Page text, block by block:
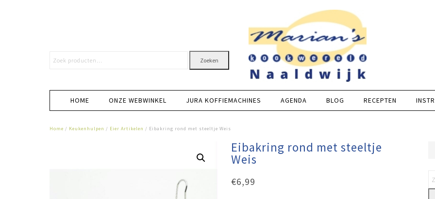
Zoeken
HOME ONZE WEBWINKEL JURA KOFFIEMACHINES AGENDA BLOG RECEPTEN
Home / Keukenhulpen / Eier Artikelen / Eibakring rond met steeltje Weis
Eibakring rond met steeltje
Weis
€6,99